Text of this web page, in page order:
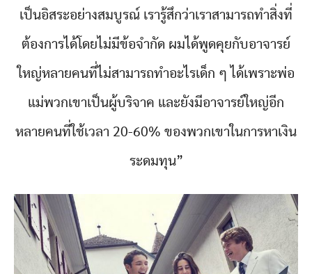
เป็นอิสระอย่างสมบูรณ์ เรารู้สึกว่าเราสามารถทำสิ่งที่
ต้องการได้โดยไม่มีข้อจำกัด ผมได้พูดคุยกับอาจารย์
ใหญ่หลายคนที่ไม่สามารถทำอะไรเด็ก ๆ ได้เพราะพ่อ
แม่พวกเขาเป็นผู้บริจาค และยังมีอาจารย์ใหญ่อีก
หลายคนที่ใช้เวลา 20-60% ของพวกเขาในการหาเงิน
ระดมทุน”